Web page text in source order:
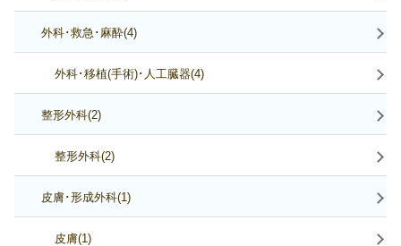
外科･救急･麻酔(4)
外科･移植(手術)･人工臓器(4)
整形外科(2)
整形外科(2)
皮膚･形成外科(1)
皮膚(1)